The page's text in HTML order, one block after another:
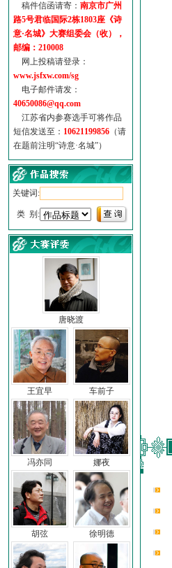
稿件信函请寄： 南京市广州
路5号君临国际2栋1803座《诗
意·名城》大赛组委会（收），
邮编：210008
网上投稿请登录：
www.jsfxw.com/sg
电子邮件请发：
40650086@qq.com
江苏省内参赛选手可将作品
短信发送至： 10621199856 （请
在题前注明“诗意·名城”）
关键词:
类 别:
唐晓渡
王宜早 车前子
冯亦同 娜夜
胡弦 徐明德